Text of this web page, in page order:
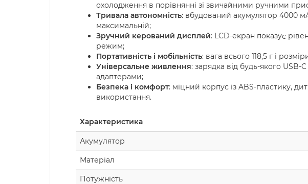
охолодження в порівнянні зі звичайними ручними
Тривала автономність: вбудований акумулятор 4000
максимальній;
Зручний керований дисплей: LCD-екран показує
режим;
Портативність і мобільність: вага всього 118,5 г і
Універсальне живлення: зарядка від будь-якого
адаптерами;
Безпека і комфорт: міцний корпус із ABS-пластику,
використання.
Характеристика
Акумулятор
Матеріал
Потужність